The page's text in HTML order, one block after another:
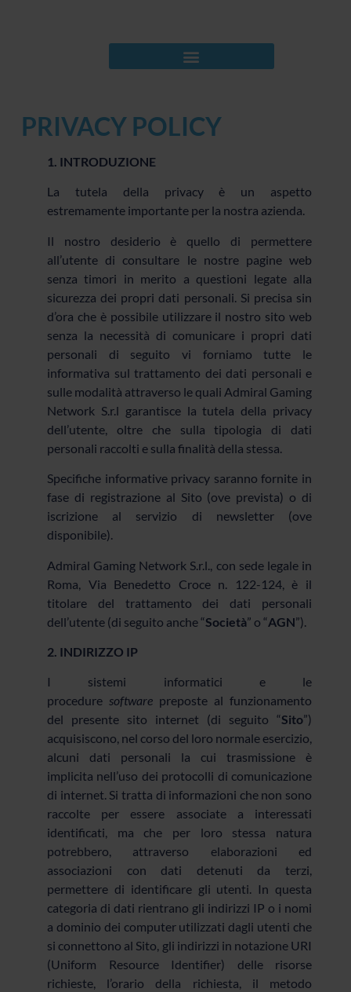
PRIVACY POLICY
1. INTRODUZIONE
La tutela della privacy è un aspetto
estremamente importante per la nostra azienda.
Il nostro desiderio è quello di permettere
all’utente di consultare le nostre pagine web
senza timori in merito a questioni legate alla
sicurezza dei propri dati personali. Si precisa sin
d’ora che è possibile utilizzare il nostro sito web
senza la necessità di comunicare i propri dati
personali di seguito vi forniamo tutte le
informativa sul trattamento dei dati personali e
sulle modalità attraverso le quali Admiral Gaming
Network S.r.l garantisce la tutela della privacy
dell’utente, oltre che sulla tipologia di dati
personali raccolti e sulla finalità della stessa.
Specifiche informative privacy saranno fornite in
fase di registrazione al Sito (ove prevista) o di
iscrizione al servizio di newsletter (ove
disponibile).
Admiral Gaming Network S.r.l., con sede legale in
Roma, Via Benedetto Croce n. 122-124, è il
titolare del trattamento dei dati personali
dell’utente (di seguito anche “Società” o “AGN”).
2. INDIRIZZO IP
I sistemi informatici e le
procedure software preposte al funzionamento
del presente sito internet (di seguito “Sito”)
acquisiscono, nel corso del loro normale esercizio,
alcuni dati personali la cui trasmissione è
implicita nell’uso dei protocolli di comunicazione
di internet. Si tratta di informazioni che non sono
raccolte per essere associate a interessati
identificati, ma che per loro stessa natura
potrebbero, attraverso elaborazioni ed
associazioni con dati detenuti da terzi,
permettere di identificare gli utenti. In questa
categoria di dati rientrano gli indirizzi IP o i nomi
a dominio dei computer utilizzati dagli utenti che
si connettono al Sito, gli indirizzi in notazione URI
(Uniform Resource Identifier) delle risorse
richieste, l’orario della richiesta, il metodo